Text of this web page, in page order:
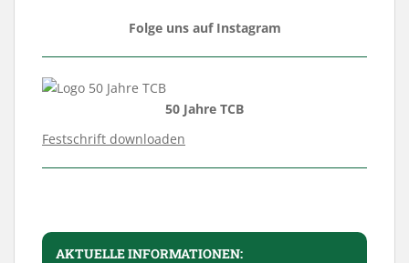
Folge uns auf Instagram
50 Jahre TCB
Festschrift downloaden
AKTUELLE INFORMATIONEN: